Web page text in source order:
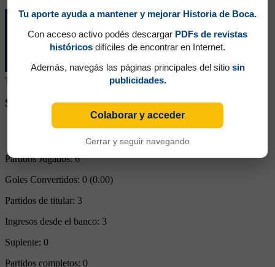
Tu colaboración ayuda a mantener este archivo histórico en línea
SEGUINOS EN REDES SOCIALES
Partidos Jugados:6
Goles Convertidos: 0 (0.00)
Partidos de titular: 3
Ingresos desde el banco: 3
Suplente: 0
Partidos completos: 0
Tu aporte ayuda a mantener y mejorar Historia de Boca.
Con acceso activo podés descargar PDFs de revistas
históricos difíciles de encontrar en Internet.
Además, navegás las páginas principales del sitio sin
publicidades.
Colaborar y acceder
Cerrar y seguir navegando